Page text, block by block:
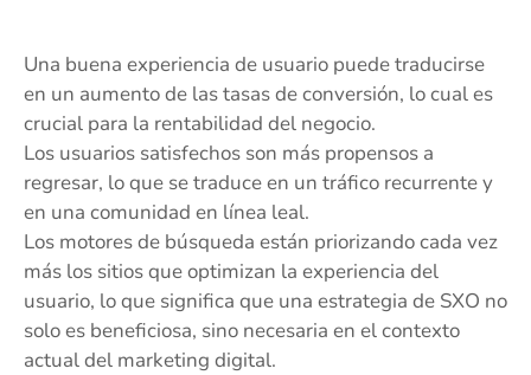
Una buena experiencia de usuario puede traducirse
en un aumento de las tasas de conversión, lo cual es
crucial para la rentabilidad del negocio.
Los usuarios satisfechos son más propensos a
regresar, lo que se traduce en un tráfico recurrente y
en una comunidad en línea leal.
Los motores de búsqueda están priorizando cada vez
más los sitios que optimizan la experiencia del
usuario, lo que significa que una estrategia de SXO no
solo es beneficiosa, sino necesaria en el contexto
actual del marketing digital.